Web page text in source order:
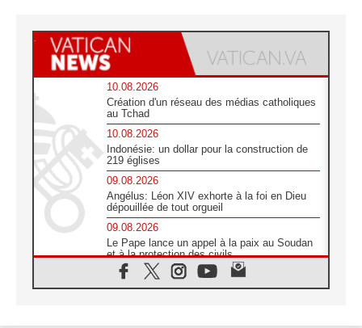
10.08.2026
Création d'un réseau des médias catholiques
au Tchad
10.08.2026
Indonésie: un dollar pour la construction de
219 églises
09.08.2026
Angélus: Léon XIV exhorte à la foi en Dieu
dépouillée de tout orgueil
09.08.2026
Le Pape lance un appel à la paix au Soudan
et à la protection des civils
09.08.2026
Déclaration d'Addis-Abeba du SCEAM sur